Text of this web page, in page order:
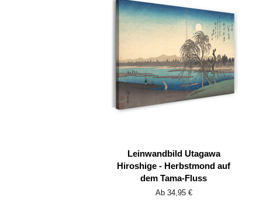
Leinwandbild Utagawa
Hiroshige - Herbstmond auf
dem Tama-Fluss
Ab 34,95 €